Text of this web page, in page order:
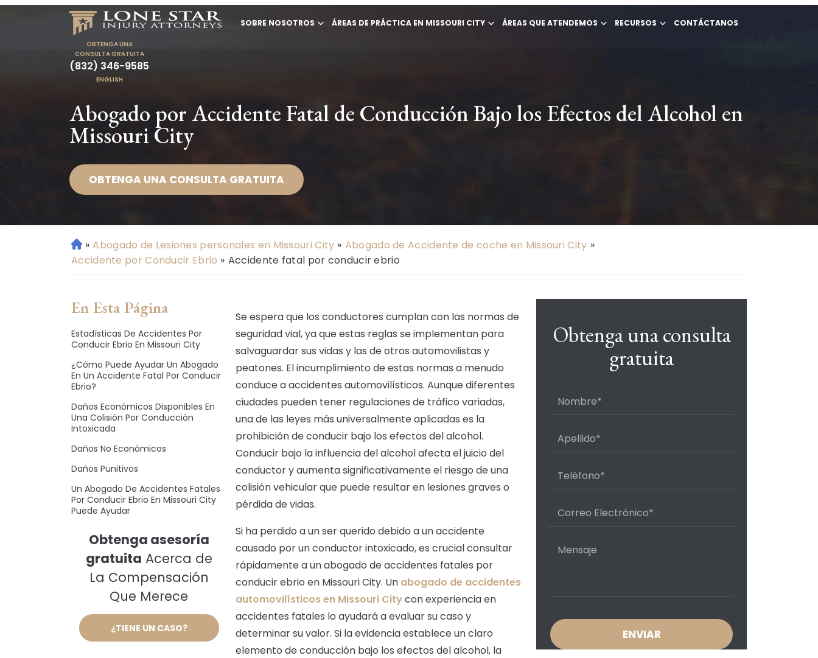
SOBRE NOSOTROS ÁREAS DE PRÁCTICA EN MISSOURI CITY ÁREAS QUE ATENDEMOS RECURSOS CONTÁCTANOS
OBTENGA UNA
CONSULTA GRATUITA
(832) 346-9585
ENGLISH
Abogado por Accidente Fatal de Conducción Bajo los Efectos del Alcohol en
Missouri City
OBTENGA UNA CONSULTA GRATUITA
Ini
ci
» Abogado de Lesiones personales en Missouri City » Abogado de Accidente de coche en Missouri City »
Accidente por Conducir Ebrio » Accidente fatal por conducir ebrio
En Esta Página
Estadísticas De Accidentes Por
Conducir Ebrio En Missouri City
¿Cómo Puede Ayudar Un Abogado
En Un Accidente Fatal Por Conducir
Ebrio?
Daños Económicos Disponibles En
Una Colisión Por Conducción
Intoxicada
Daños No Económicos
Daños Punitivos
Un Abogado De Accidentes Fatales
Por Conducir Ebrio En Missouri City
Puede Ayudar
Obtenga asesoría
gratuita Acerca de
La Compensación
Que Merece
¿TIENE UN CASO?
Se espera que los conductores cumplan con las normas de
seguridad vial, ya que estas reglas se implementan para
salvaguardar sus vidas y las de otros automovilistas y
peatones. El incumplimiento de estas normas a menudo
conduce a accidentes automovilísticos. Aunque diferentes
ciudades pueden tener regulaciones de tráfico variadas,
una de las leyes más universalmente aplicadas es la
prohibición de conducir bajo los efectos del alcohol.
Conducir bajo la influencia del alcohol afecta el juicio del
conductor y aumenta significativamente el riesgo de una
colisión vehicular que puede resultar en lesiones graves o
pérdida de vidas.
Si ha perdido a un ser querido debido a un accidente
causado por un conductor intoxicado, es crucial consultar
rápidamente a un abogado de accidentes fatales por
conducir ebrio en Missouri City. Un abogado de accidentes
automovilísticos en Missouri Citycon experiencia en
accidentes fatales lo ayudará a evaluar su caso y
determinar su valor. Si la evidencia establece un claro
elemento de conducción bajo los efectos del alcohol, la
Obtenga una consulta
gratuita